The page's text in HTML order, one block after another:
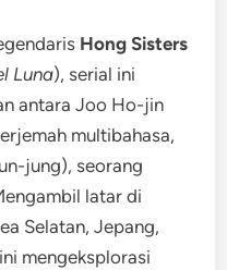
Hong Sisters
Luna), serial ini
antara Joo Ho-jin
multibahasa,
jung), seorang
latar di
Selatan, Jepang,
mengeksplorasi